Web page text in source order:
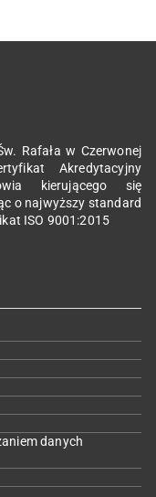
Rafała w Czerwonej
Akredytacyjny
kierującego się
o najwyższy standard
ISO 9001:2015
danych